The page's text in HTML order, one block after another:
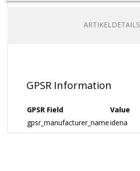
ARTIKELDETAILS
GPSR Information
GPSR Field
Value
gpsr_manufacturer_nameidena